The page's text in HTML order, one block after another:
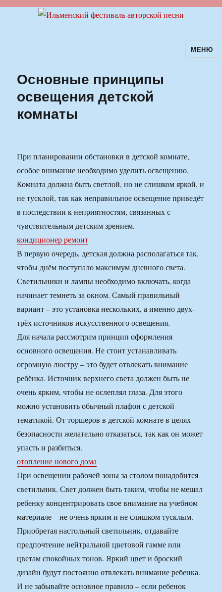
Ильменский фестиваль авторскойМЕНЮ
Основные принципы
освещения детской
комнаты
При планировании обстановки в детской комнате,
особое внимание необходимо уделить освещению.
Комната должна быть светлой, но не слишком яркой, и
не тусклой, так как неправильное освещение приведёт
в последствии к неприятностям, связанных с
чувствительным детским зрением.
кондиционер ремонт
В первую очередь, детская должна располагаться так,
чтобы днём поступало максимум дневного света.
Светильники и лампы необходимо включать, когда
начинает темнеть за окном. Самый правильный
вариант – это установка нескольких, а именно двух-
трёх источников искусственного освещения.
Для начала рассмотрим принцип оформления
основного освещения. Не стоит устанавливать
огромную люстру – это будет отвлекать внимание
ребёнка. Источник верхнего света должен быть не
очень ярким, чтобы не ослеплял глаза. Для этого
можно установить обычный плафон с детской
тематикой. От торшеров в детской комнате в целях
безопасности желательно отказаться, так как он может
упасть и разбиться.
отопление нового дома
При освещении рабочей зоны за столом понадобится
светильник. Свет должен быть таким, чтобы не мешал
ребенку концентрировать свое внимание на учебном
материале – не очень ярким и не слишком тусклым.
Приобретая настольный светильник, отдавайте
предпочтение нейтральной цветовой гамме или
цветам спокойных тонов. Яркий цвет и броский
дизайн будут постоянно отвлекать внимание ребенка.
И не забывайте основное правило – если ребенок